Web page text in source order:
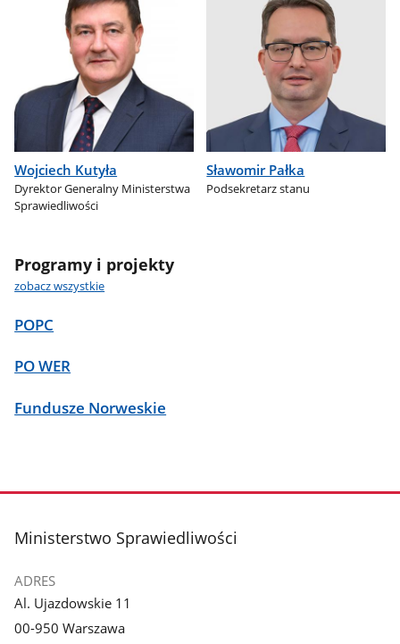
Wojciech Kutyła
Dyrektor Generalny Ministerstwa
Sprawiedliwości
Sławomir Pałka
Podsekretarz stanu
Programy i projekty
zobacz wszystkie
POPC
PO WER
Fundusze Norweskie
stopka
Ministerstwo Sprawiedliwości
ADRES
Al. Ujazdowskie 11
00-950 Warszawa